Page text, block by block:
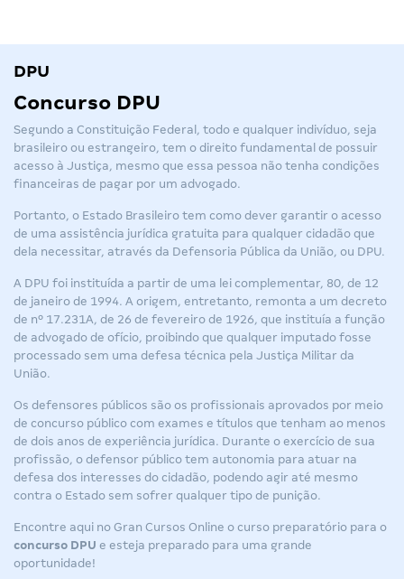
DPU
Concurso DPU
Segundo a Constituição Federal, todo e qualquer indivíduo, seja
brasileiro ou estrangeiro, tem o direito fundamental de possuir
acesso à Justiça, mesmo que essa pessoa não tenha condições
financeiras de pagar por um advogado.
Portanto, o Estado Brasileiro tem como dever garantir o acesso
de uma assistência jurídica gratuita para qualquer cidadão que
dela necessitar, através da Defensoria Pública da União, ou DPU.
A DPU foi instituída a partir de uma lei complementar, 80, de 12
de janeiro de 1994. A origem, entretanto, remonta a um decreto
de nº 17.231A, de 26 de fevereiro de 1926, que instituía a função
de advogado de ofício, proibindo que qualquer imputado fosse
processado sem uma defesa técnica pela Justiça Militar da
União.
Os defensores públicos são os profissionais aprovados por meio
de concurso público com exames e títulos que tenham ao menos
de dois anos de experiência jurídica. Durante o exercício de sua
profissão, o defensor público tem autonomia para atuar na
defesa dos interesses do cidadão, podendo agir até mesmo
contra o Estado sem sofrer qualquer tipo de punição.
Encontre aqui no Gran Cursos Online o curso preparatório para o
concurso DPU e esteja preparado para uma grande
oportunidade!